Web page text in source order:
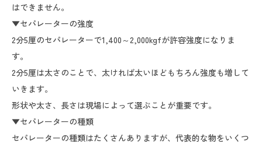
はできません。
▼セパレーターの強度
2分5厘のセパレーターで1,400～2,000kgfが許容強度になりま
す。
2分5厘は太さのことで、太ければ太いほどもちろん強度も増して
いきます。
形状や太さ、長さは現場によって選ぶことが重要です。
▼セパレーターの種類
セパレーターの種類はたくさんありますが、代表的な物をいくつ